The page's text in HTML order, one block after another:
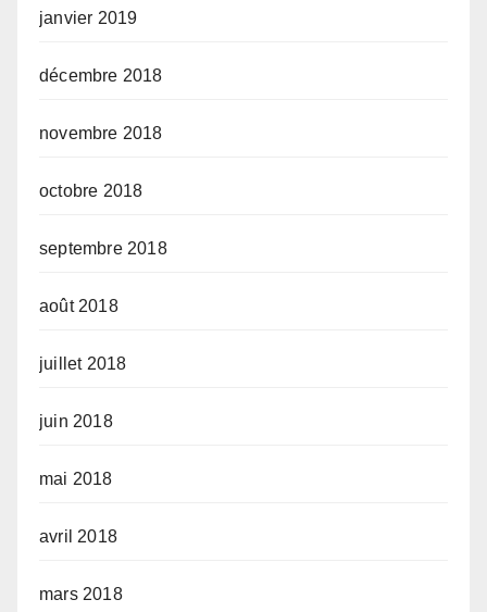
janvier 2019
décembre 2018
novembre 2018
octobre 2018
septembre 2018
août 2018
juillet 2018
juin 2018
mai 2018
avril 2018
mars 2018